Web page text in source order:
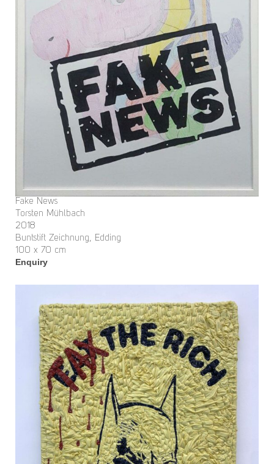
Fake News
Torsten Mühlbach
2018
Buntstift Zeichnung, Edding
100 x 70 cm
Enquiry